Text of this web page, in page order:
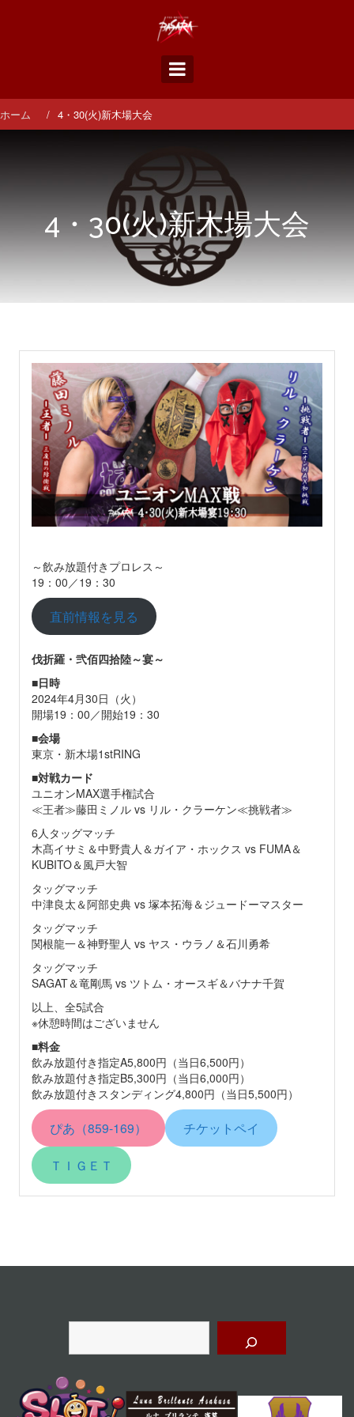
ス
キ
ッ
ホーム 4・30(火)新木場大会
4・30(火)新木場大会
～飲み放題付きプロレス～
19：00／19：30
直前情報を見る
伐折羅・弐佰四拾陸～宴～
■日時
2024年4月30日（火）
開場19：00／開始19：30
■会場
東京・新木場1stRING
■対戦カード
ユニオンMAX選手権試合
≪王者≫藤田ミノル vs リル・クラーケン≪挑戦者≫
6人タッグマッチ
木髙イサミ＆中野貴人＆ガイア・ホックス vs FUMA＆
KUBITO＆風戸大智
タッグマッチ
中津良太＆阿部史典 vs 塚本拓海＆ジュードーマスター
タッグマッチ
関根龍一＆神野聖人 vs ヤス・ウラノ＆石川勇希
タッグマッチ
SAGAT＆竜剛馬 vs ツトム・オースギ＆バナナ千賀
以上、全5試合
※休憩時間はございません
■料金
飲み放題付き指定A5,800円（当日6,500円）
飲み放題付き指定B5,300円（当日6,000円）
飲み放題付きスタンディング4,800円（当日5,500円）
ぴあ（859-169） チケットペイ
ＴＩＧＥＴ